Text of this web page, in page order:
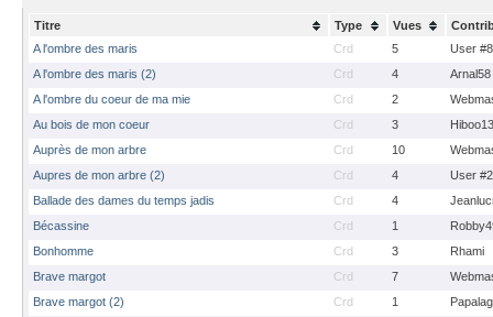
Titre Type Vues
A l'ombre des maris
Crd 5
User
A l'ombre des maris (2)
Crd 4
Arnal58
A l'ombre du coeur de ma mie
Crd 2
Au bois de mon coeur
Crd 3
Hiboo13
Auprès de mon arbre
Crd 10
Aupres de mon arbre (2)
Crd 4
User
Ballade des dames du temps jadis
Crd 4
Bécassine
Crd 1
Bonhomme
Crd 3
Rhami
Brave margot
Crd 7
Brave margot (2)
Crd 1